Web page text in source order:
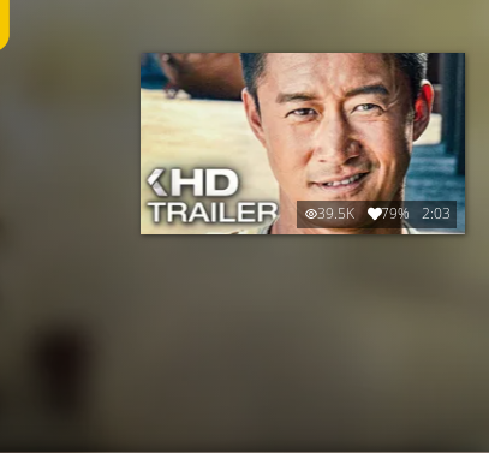
39.5K 79% 2:03